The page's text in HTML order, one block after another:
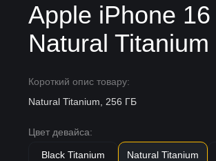
Apple iPhone
Natural
Короткий опис товару:
Natural Titanium, 256 ГБ
Цвет девайса:
Black Titanium Natural Titanium